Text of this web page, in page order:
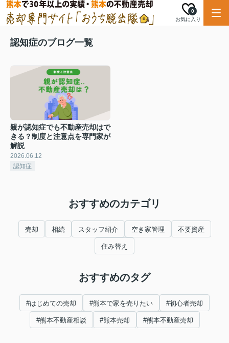
お気に入り
0
認知症のブログ一覧
親が認知症でも不動産売却はで
きる？制度と注意点を専門家が
解説
2026.06.12
認知症
おすすめのカテゴリ
売却 相続 スタッフ紹介 空き家管理 不要資産
住み替え
おすすめのタグ
#はじめての売却 #熊本で家を売りたい #初心者売却
#熊本不動産相談 #熊本売却 #熊本不動産売却